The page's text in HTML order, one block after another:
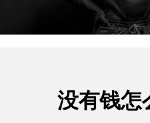
没有钱怎